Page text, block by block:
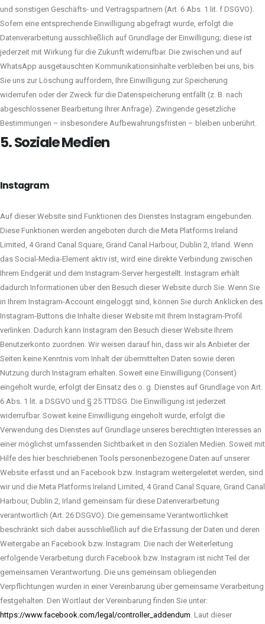
und sonstigen Geschäfts- und Vertragspartnern (Art. 6 Abs. 1 lit. f DSGVO).
Sofern eine entsprechende Einwilligung abgefragt wurde, erfolgt die
Datenverarbeitung ausschließlich auf Grundlage der Einwilligung; diese ist
jederzeit mit Wirkung für die Zukunft widerrufbar. Die zwischen und auf
WhatsApp ausgetauschten Kommunikationsinhalte verbleiben bei uns, bis
Sie uns zur Löschung auffordern, Ihre Einwilligung zur Speicherung
widerrufen oder der Zweck für die Datenspeicherung entfällt (z. B. nach
abgeschlossener Bearbeitung Ihrer Anfrage). Zwingende gesetzliche
Bestimmungen – insbesondere Aufbewahrungsfristen – bleiben unberührt.
5. Soziale Medien
Instagram
Auf dieser Website sind Funktionen des Dienstes Instagram eingebunden.
Diese Funktionen werden angeboten durch die Meta Platforms Ireland
Limited, 4 Grand Canal Square, Grand Canal Harbour, Dublin 2, Irland. Wenn
das Social-Media-Element aktiv ist, wird eine direkte Verbindung zwischen
Ihrem Endgerät und dem Instagram-Server hergestellt. Instagram erhält
dadurch Informationen über den Besuch dieser Website durch Sie. Wenn Sie
in Ihrem Instagram-Account eingeloggt sind, können Sie durch Anklicken des
Instagram-Buttons die Inhalte dieser Website mit Ihrem Instagram-Profil
verlinken. Dadurch kann Instagram den Besuch dieser Website Ihrem
Benutzerkonto zuordnen. Wir weisen darauf hin, dass wir als Anbieter der
Seiten keine Kenntnis vom Inhalt der übermittelten Daten sowie deren
Nutzung durch Instagram erhalten. Soweit eine Einwilligung (Consent)
eingeholt wurde, erfolgt der Einsatz des o. g. Dienstes auf Grundlage von Art.
6 Abs. 1 lit. a DSGVO und § 25 TTDSG. Die Einwilligung ist jederzeit
widerrufbar. Soweit keine Einwilligung eingeholt wurde, erfolgt die
Verwendung des Dienstes auf Grundlage unseres berechtigten Interesses an
einer möglichst umfassenden Sichtbarkeit in den Sozialen Medien. Soweit mit
Hilfe des hier beschriebenen Tools personenbezogene Daten auf unserer
Website erfasst und an Facebook bzw. Instagram weitergeleitet werden, sind
wir und die Meta Platforms Ireland Limited, 4 Grand Canal Square, Grand Canal
Harbour, Dublin 2, Irland gemeinsam für diese Datenverarbeitung
verantwortlich (Art. 26 DSGVO). Die gemeinsame Verantwortlichkeit
beschränkt sich dabei ausschließlich auf die Erfassung der Daten und deren
Weitergabe an Facebook bzw. Instagram. Die nach der Weiterleitung
erfolgende Verarbeitung durch Facebook bzw. Instagram ist nicht Teil der
gemeinsamen Verantwortung. Die uns gemeinsam obliegenden
Verpflichtungen wurden in einer Vereinbarung über gemeinsame Verarbeitung
festgehalten. Den Wortlaut der Vereinbarung finden Sie unter:
https://www.facebook.com/legal/controller_addendum. Laut dieser